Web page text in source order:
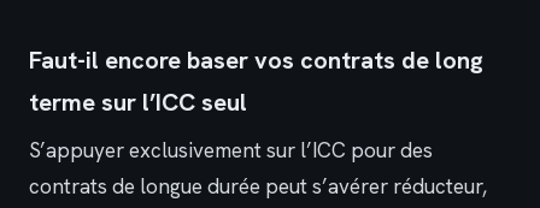
Faut-il encore baser vos contrats de long
terme sur l’ICC seul
S’appuyer exclusivement sur l’ICC pour des
contrats de longue durée peut s’avérer réducteur,